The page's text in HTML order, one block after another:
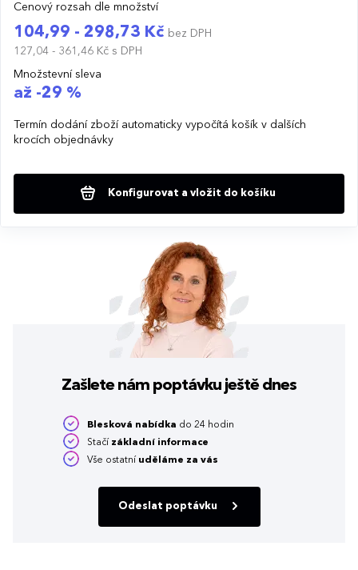
Cenový rozsah dle množství
104,99 - 298,73 Kč bez DPH
127,04 - 361,46 Kč s DPH
Množstevní sleva
až -29 %
Termín dodání zboží automaticky vypočítá košík v dalších
krocích objednávky
Konfigurovat a vložit do košíku
Zašlete nám poptávku ještě dnes
Blesková nabídka do 24 hodin
Stačí základní informace
Vše ostatní uděláme za vás
Odeslat poptávku